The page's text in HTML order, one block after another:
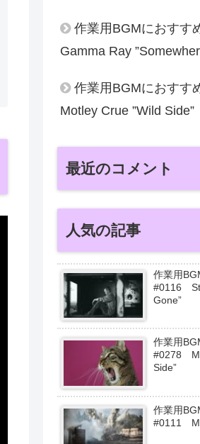
作業用BGMにおすす
Gamma Ray
作業用BGMにおすす
Motley Crue ”Wild Side”
最近のコメント
人気の記事
作業用
#0116
Gone”
作業用
#0278
Side”
作業用
#0111